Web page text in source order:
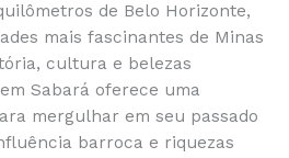
de Belo Horizonte,
mais fascinantes de Minas
cultura e belezas
Sabará oferece uma
mergulhar em seu passado
barroca e riquezas